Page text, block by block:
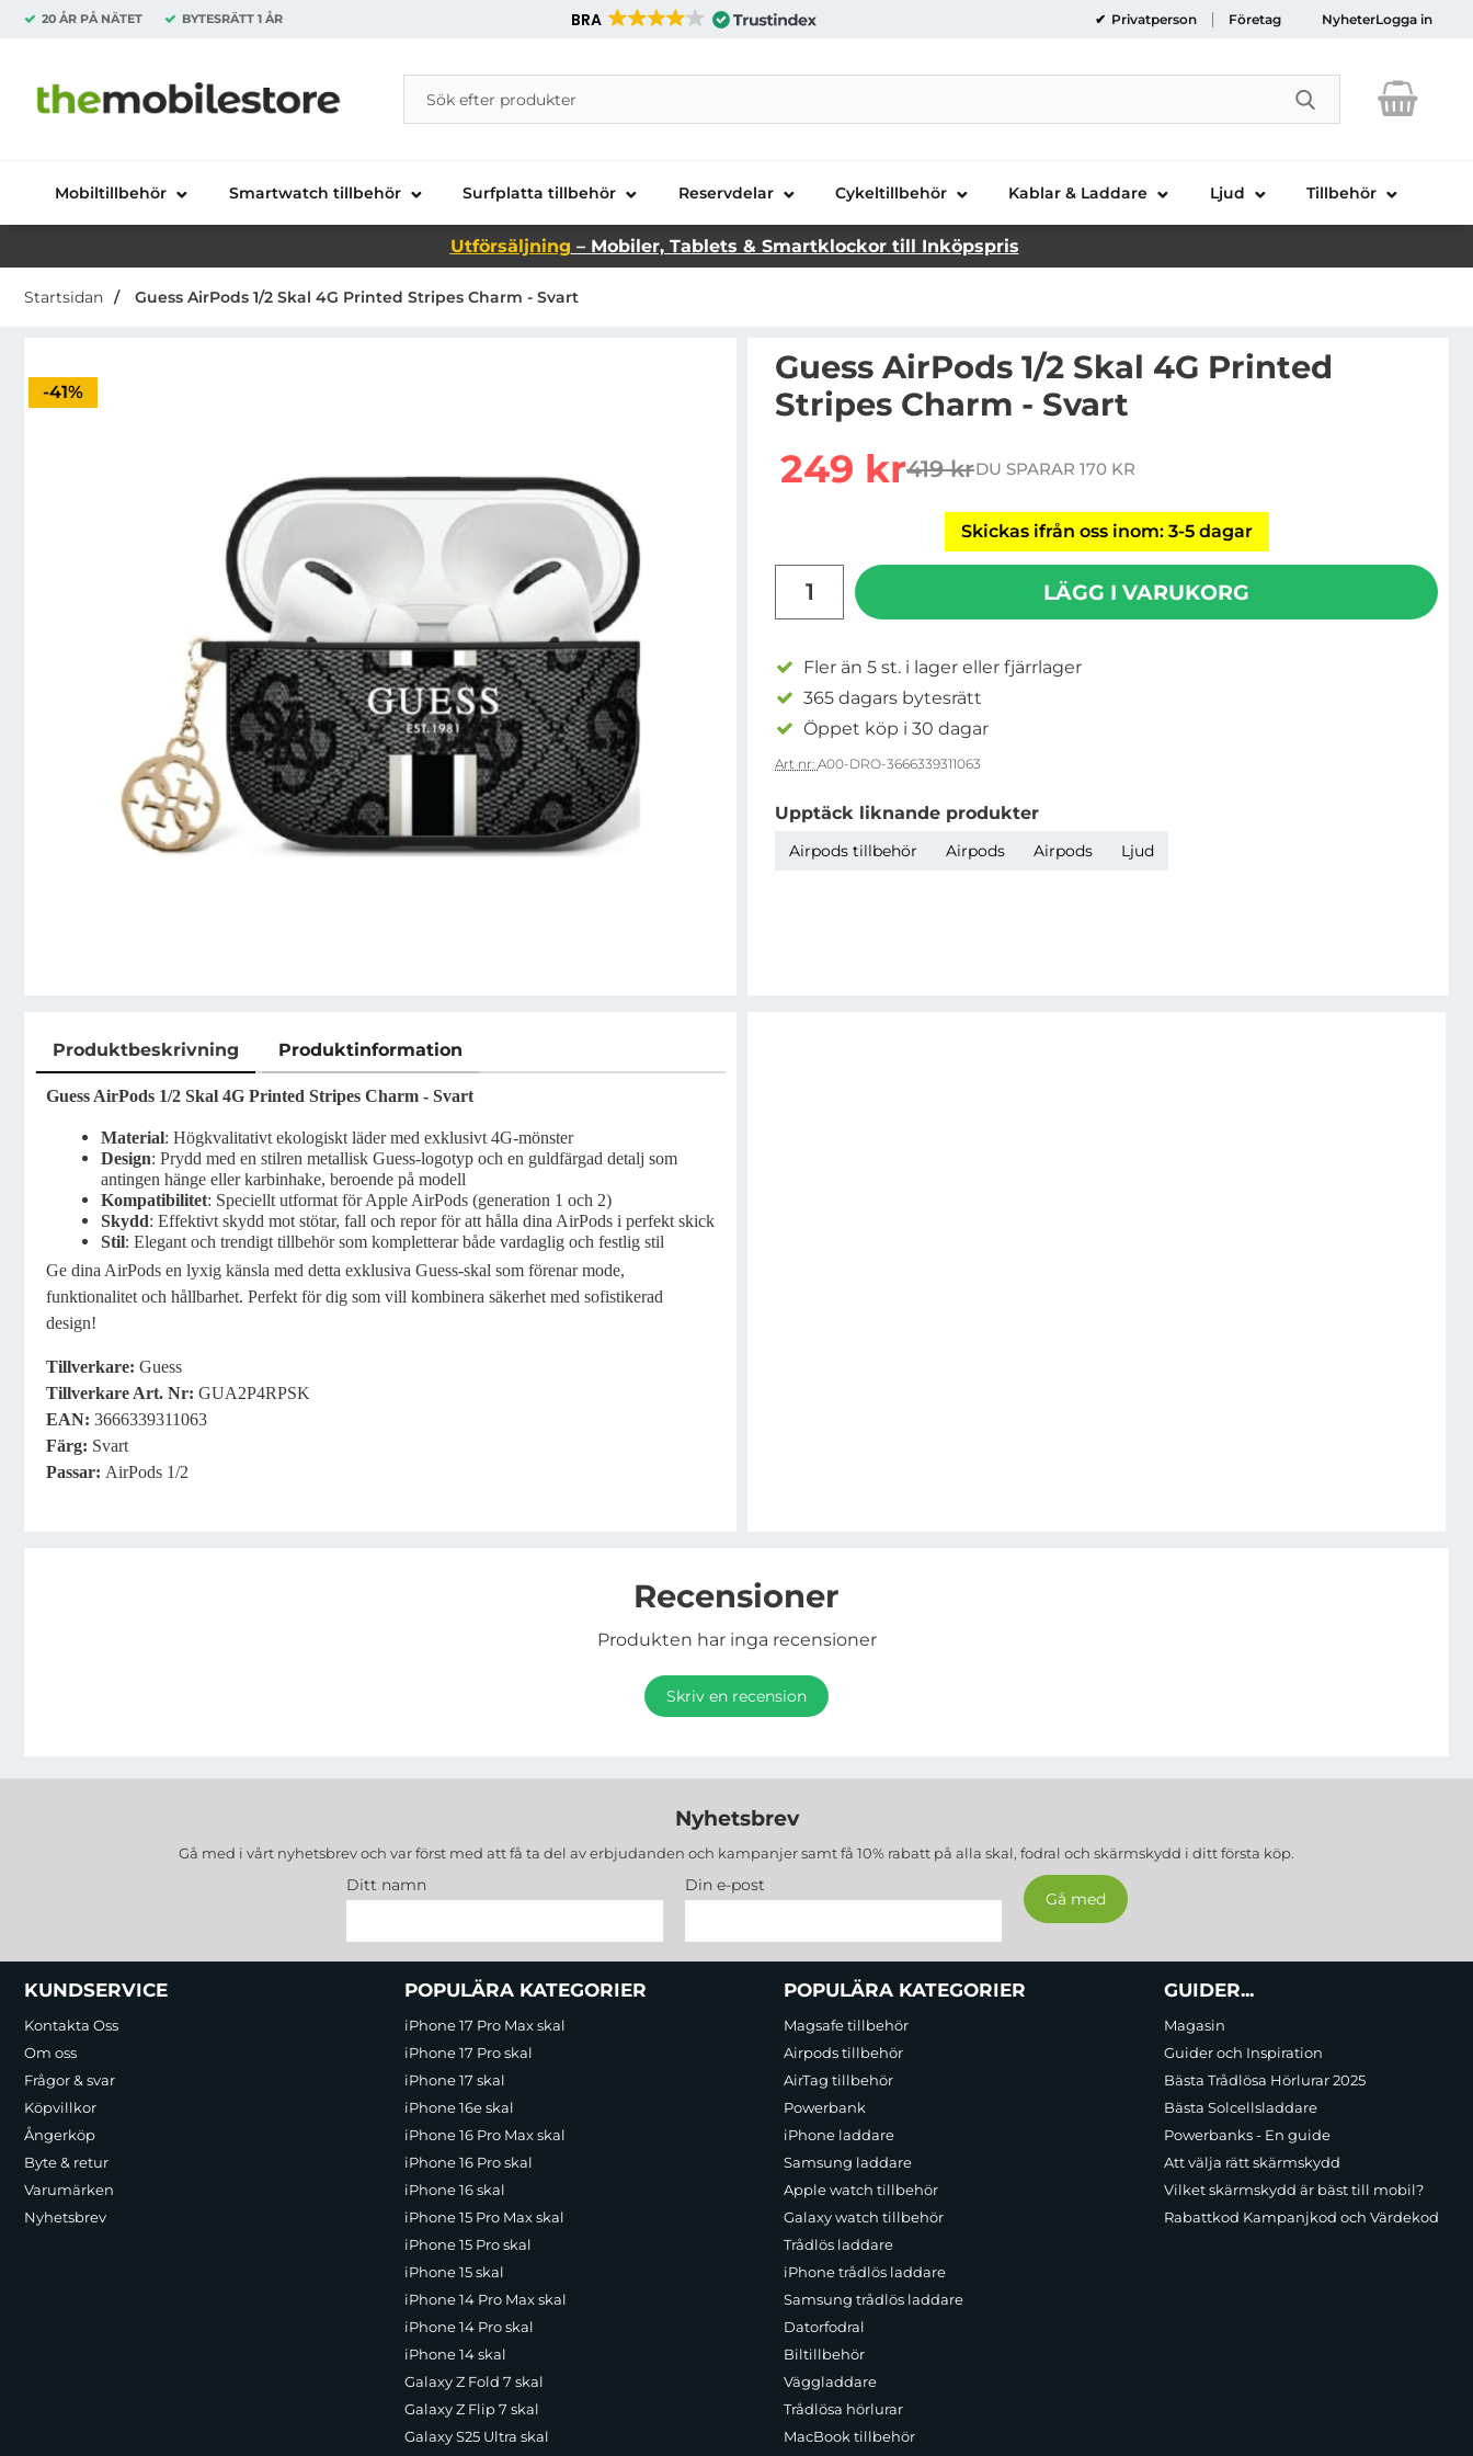
20 ÅR PÅ NÄTET BYTESRÄTT 1 ÅR BRA Privatperson Företag NyheterLogga in
Startsidan för Danira Telecom AB
Sök
Sök på Danira Telecom AB
Genomför
Mobiltillbehör Smartwatch tillbehör Surfplatta tillbehör Reservdelar Cykeltillbehör Kablar & Laddare Ljud Tillbehör
Utförsäljning – Mobiler, Tablets & Smartklockor till Inköpspris
Startsidan Guess AirPods 1/2 Skal 4G Printed Stripes Charm - Svart
Priset är nedsatt med
-41%
Guess AirPods 1/2 Skal 4G Printed
Stripes Charm - Svart
rea pris
249 krtidigare pris
419 krDU SPARAR 170 KR
Skickas ifrån oss inom: 3-5 dagar
LÄGG I VARUKORG
Fler än 5 st. i lager eller fjärrlager
365 dagars bytesrätt
Öppet köp i 30 dagar
Art nr: A00-DRO-3666339311063
Upptäck liknande produkter
Airpods tillbehör Airpods Airpods Ljud
Produktbeskrivning Produktinformation
Produktbeskrivning
Guess AirPods 1/2 Skal 4G Printed Stripes Charm - Svart
Material: Högkvalitativt ekologiskt läder med exklusivt 4G-mönster
Design: Prydd med en stilren metallisk Guess-logotyp och en guldfärgad detalj som
antingen hänge eller karbinhake, beroende på modell
Kompatibilitet: Speciellt utformat för Apple AirPods (generation 1 och 2)
Skydd: Effektivt skydd mot stötar, fall och repor för att hålla dina AirPods i perfekt skick
Stil: Elegant och trendigt tillbehör som kompletterar både vardaglig och festlig stil
Ge dina AirPods en lyxig känsla med detta exklusiva Guess-skal som förenar mode,
funktionalitet och hållbarhet. Perfekt för dig som vill kombinera säkerhet med sofistikerad
design!
Tillverkare: Guess
Tillverkare Art. Nr: GUA2P4RPSK
EAN: 3666339311063
Färg: Svart
Passar: AirPods 1/2
Recensioner
Produkten har inga recensioner
Skriv en recension
Nyhetsbrev
Gå med i vårt nyhetsbrev och var först med att få ta del av erbjudanden och kampanjer samt få 10% rabatt på alla skal, fodral och skärmskydd i ditt första köp.
Ditt namn Din e-post
Sidfot Blandad info och länkar
KUNDSERVICE
Kontakta Oss
Om oss
Frågor & svar
Köpvillkor
Ångerköp
Byte & retur
Varumärken
Nyhetsbrev
POPULÄRA KATEGORIER
iPhone 17 Pro Max skal
iPhone 17 Pro skal
iPhone 17 skal
iPhone 16e skal
iPhone 16 Pro Max skal
iPhone 16 Pro skal
iPhone 16 skal
iPhone 15 Pro Max skal
iPhone 15 Pro skal
iPhone 15 skal
iPhone 14 Pro Max skal
iPhone 14 Pro skal
iPhone 14 skal
Galaxy Z Fold 7 skal
Galaxy Z Flip 7 skal
Galaxy S25 Ultra skal
POPULÄRA KATEGORIER
Magsafe tillbehör
Airpods tillbehör
AirTag tillbehör
Powerbank
iPhone laddare
Samsung laddare
Apple watch tillbehör
Galaxy watch tillbehör
Trådlös laddare
iPhone trådlös laddare
Samsung trådlös laddare
Datorfodral
Biltillbehör
Väggladdare
Trådlösa hörlurar
MacBook tillbehör
GUIDER...
Magasin
Guider och Inspiration
Bästa Trådlösa Hörlurar 2025
Bästa Solcellsladdare
Powerbanks - En guide
Att välja rätt skärmskydd
Vilket skärmskydd är bäst till mobil?
Rabattkod Kampanjkod och Värdekod